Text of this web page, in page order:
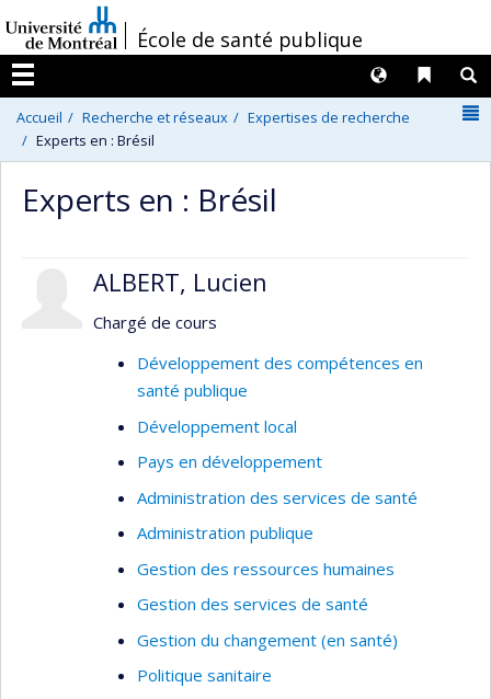
au
contenu
/École de santé publique
Menu
Liens
Langues
Accueil Recherche et réseaux
Expertises de recherche
Experts en : Brésil
Experts en : Brésil
ALBERT, Lucien
Chargé de cours
Développement des compétences en
santé publique
Développement local
Pays en développement
Administration des services de santé
Administration publique
Gestion des ressources humaines
Gestion des services de santé
Gestion du changement (en santé)
Politique sanitaire